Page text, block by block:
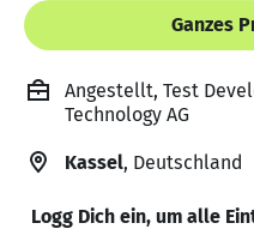
Ganzes
Angestellt, Test
Technology AG
Kassel, Deutschland
Logg Dich ein, um alle